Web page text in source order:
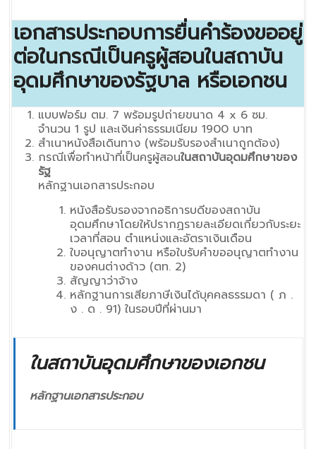
เอกสารประกอบการยื่นคำร้องขออยู่
ต่อในกรณีเป็นครูผู้สอนในสถาบัน
อุดมศึกษาของรัฐบาล หรือเอกชน
แบบฟอร์ม ตม. 7 พร้อมรูปถ่ายขนาด 4 x 6 ซม.
จำนวน 1 รูป และเงินค่าธรรมเนียม 1900 บาท
สำเนาหนังสือเดินทาง (พร้อมรับรองสำเนาถูกต้อง)
กรณีเพื่อทำหน้าที่เป็นครูผู้สอนในสถาบันอุดมศึกษาของ
รัฐ
หลักฐานเอกสารประกอบ
หนังสือรับรองจากอธิการบดีของสถาบัน
อุดมศึกษาโดยให้ปรากฏรายละเอียดเกี่ยวกับระยะ
เวลาที่สอน ตำแหน่งและอัตราเงินเดือน
ใบอนุญาตทำงาน หรือใบรับคำขออนุญาตทำงาน
ของคนต่างด้าว (ตท. 2)
สัญญาว่าจ้าง
หลักฐานการเสียภาษีเงินได้บุคคลธรรมดา ( ภ .
ง . ด . 91) ในรอบปีที่ผ่านมา
ในสถาบันอุดมศึกษาของเอกชน
หลักฐานเอกสารประกอบ